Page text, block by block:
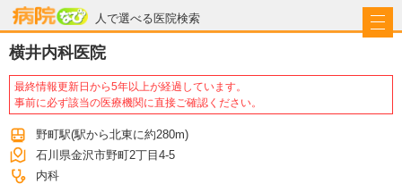
人で選べる医院検索
病院なび
横井内科医院
最終情報更新日から5年以上が経過しています。
事前に必ず該当の医療機関に直接ご確認ください。
野町駅(駅から北東に約280m)
石川県金沢市野町2丁目4-5
内科